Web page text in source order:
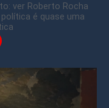
ver Roberto Rocha
é quase uma